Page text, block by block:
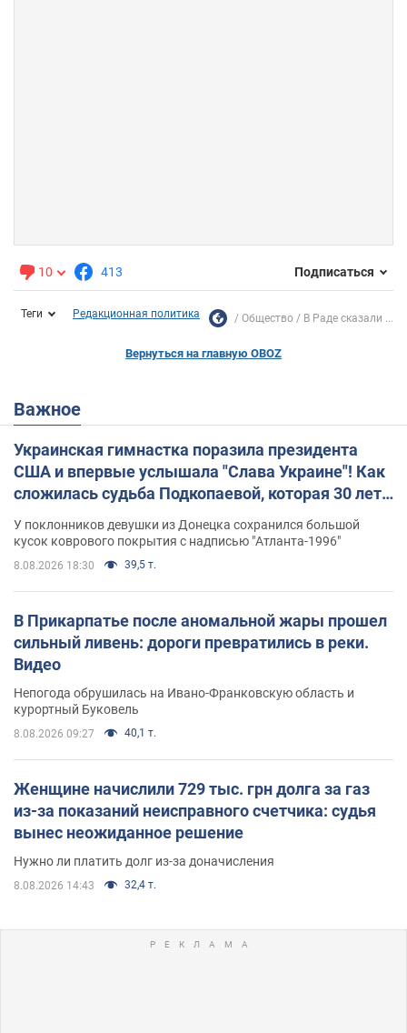
10 413 Подписаться
Теги Редакционная политика Общество В Раде сказали ...
Вернуться на главную OBOZ
Важное
Украинская гимнастка поразила президента
США и впервые услышала "Слава Украине"! Как
сложилась судьба Подкопаевой, которая 30 лет
У поклонников девушки из Донецка сохранился большой
кусок коврового покрытия с надписью "Атланта-1996"
8.08.2026 18:30 39,5 т.
В Прикарпатье после аномальной жары прошел
сильный ливень: дороги превратились в реки.
Видео
Непогода обрушилась на Ивано-Франковскую область и
курортный Буковель
8.08.2026 09:27 40,1 т.
Женщине начислили 729 тыс. грн долга за газ
из-за показаний неисправного счетчика: судья
вынес неожиданное решение
Нужно ли платить долг из-за доначисления
8.08.2026 14:43 32,4 т.